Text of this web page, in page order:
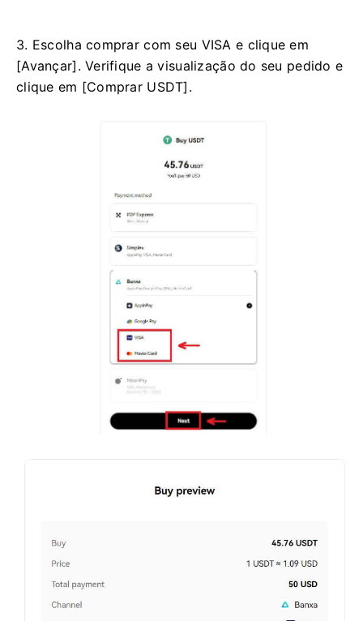
3. Escolha comprar com seu VISA e clique em
[Avançar]. Verifique a visualização do seu pedido e
clique em [Comprar USDT].